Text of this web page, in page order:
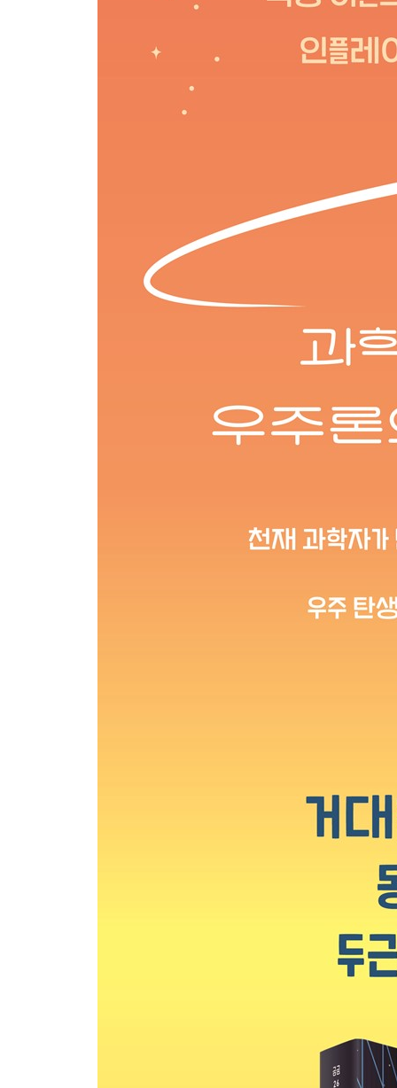
25 펄머터, 우주의 가속 팽창을 알아내다 261
26 암흑에너지의 정체를 밝혀라 271
- 4G 우주론 계보도 277
우리가 알고 있는 ‘우주의 역사’ 278